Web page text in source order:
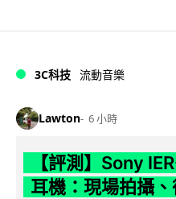
3C科技 流動音樂
Lawton 6 小時
【評測】Sony
耳機：現場拍攝